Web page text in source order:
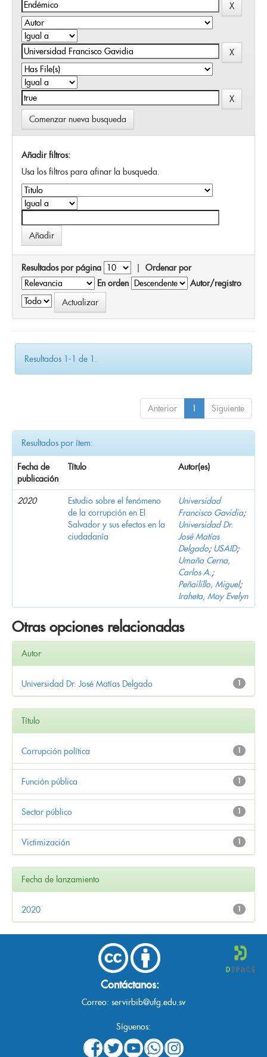
Comenzar nueva busqueda
Añadir filtros:
Usa los filtros para afinar la busqueda.
Resultados por página | Ordenar por
En orden
Autor/registro
Resultados 1-1 de 1.
Anterior 1 Siguiente
Resultados por ítem:
Fecha de
publicación
Título Autor(es)
2020
Estudio sobre el fenómeno
de la corrupción en El
Salvador y sus efectos en la
ciudadanía
Universidad
Francisco Gavidia;
Universidad Dr.
José Matías
Delgado; USAID;
Umaña Cerna,
Carlos A.;
Peñailillo, Miguel;
Iraheta, May Evelyn
Otras opciones relacionadas
Autor
1
Universidad Dr. José Matías Delgado
Título
1
Corrupción política
1
Función pública
1
Sector público
1
Victimización
Fecha de lanzamiento
1
2020
Contáctanos:
Correo: servirbib@ufg.edu.sv
Síguenos: